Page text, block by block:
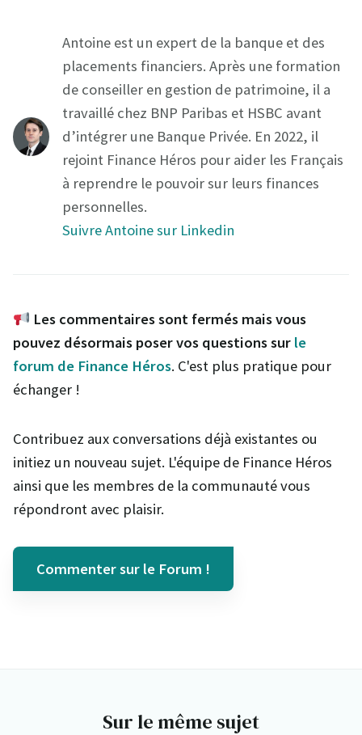
Antoine est un expert de la banque et des
placements financiers. Après une formation
de conseiller en gestion de patrimoine, il a
travaillé chez BNP Paribas et HSBC avant
d’intégrer une Banque Privée. En 2022, il
rejoint Finance Héros pour aider les Français
à reprendre le pouvoir sur leurs finances
personnelles.
Suivre Antoine sur Linkedin
Les commentaires sont fermés mais vous
pouvez désormais poser vos questions sur le
forum de Finance Héros. C'est plus pratique pour
échanger !
Contribuez aux conversations déjà existantes ou
initiez un nouveau sujet. L'équipe de Finance Héros
ainsi que les membres de la communauté vous
répondront avec plaisir.
Commenter sur le Forum !
Sur le même sujet